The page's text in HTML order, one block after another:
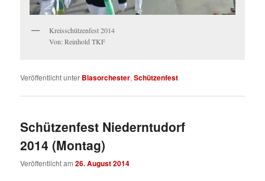
Kreisschützenfest 2014
Von: Reinhold TKF
Veröffentlicht unter Blasorchester,Schützenfest
Schützenfest Niederntudorf
2014 (Montag)
Veröffentlicht am26. August 2014